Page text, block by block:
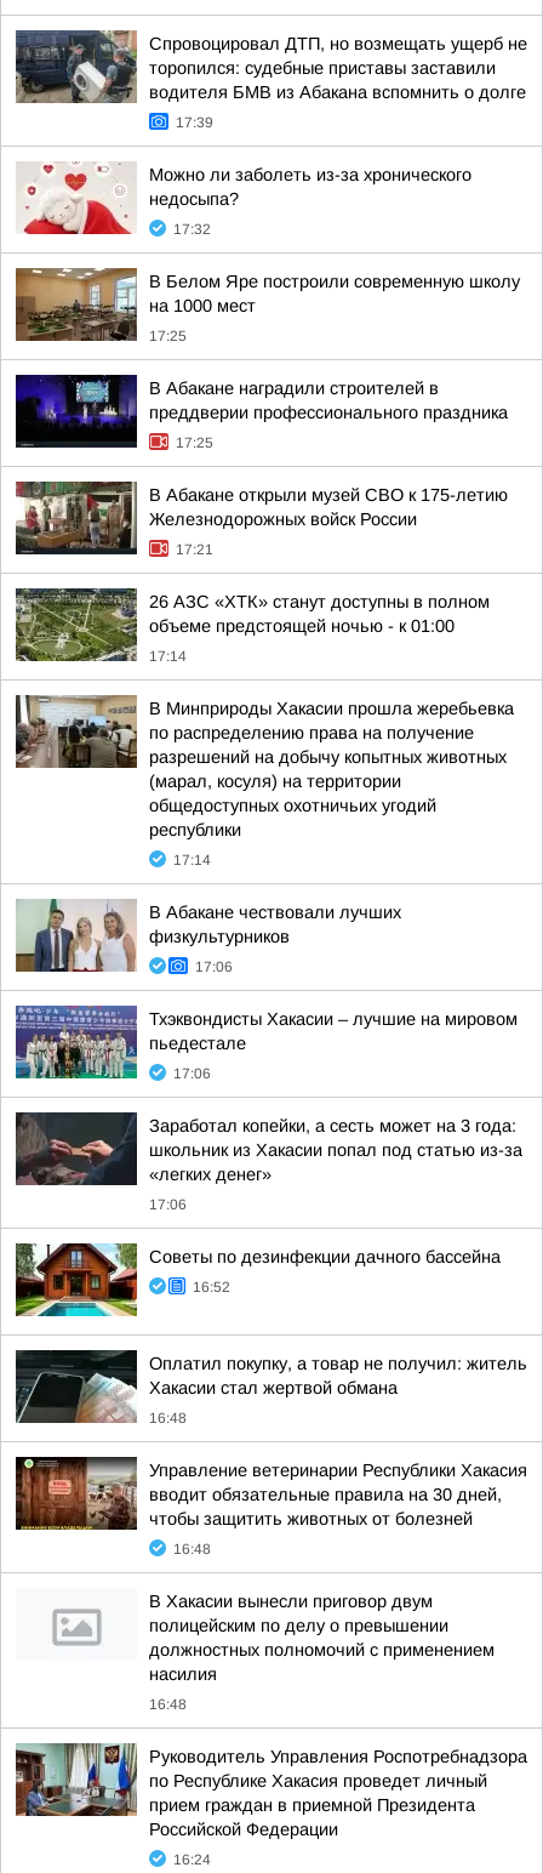
Спровоцировал ДТП, но возмещать ущерб не
торопился: судебные приставы заставили
водителя БМВ из Абакана вспомнить о долге
17:39
Можно ли заболеть из-за хронического
недосыпа?
17:32
В Белом Яре построили современную школу
на 1000 мест
17:25
В Абакане наградили строителей в
преддверии профессионального праздника
17:25
В Абакане открыли музей СВО к 175-летию
Железнодорожных войск России
17:21
26 АЗС «ХТК» станут доступны в полном
объеме предстоящей ночью - к 01:00
17:14
В Минприроды Хакасии прошла жеребьевка
по распределению права на получение
разрешений на добычу копытных животных
(марал, косуля) на территории
общедоступных охотничьих угодий
республики
17:14
В Абакане чествовали лучших
физкультурников
17:06
Тхэквондисты Хакасии – лучшие на мировом
пьедестале
17:06
Заработал копейки, а сесть может на 3 года:
школьник из Хакасии попал под статью из-за
«легких денег»
17:06
Советы по дезинфекции дачного бассейна
16:52
Оплатил покупку, а товар не получил: житель
Хакасии стал жертвой обмана
16:48
Управление ветеринарии Республики Хакасия
вводит обязательные правила на 30 дней,
чтобы защитить животных от болезней
16:48
В Хакасии вынесли приговор двум
полицейским по делу о превышении
должностных полномочий с применением
насилия
16:48
Руководитель Управления Роспотребнадзора
по Республике Хакасия проведет личный
прием граждан в приемной Президента
Российской Федерации
16:24